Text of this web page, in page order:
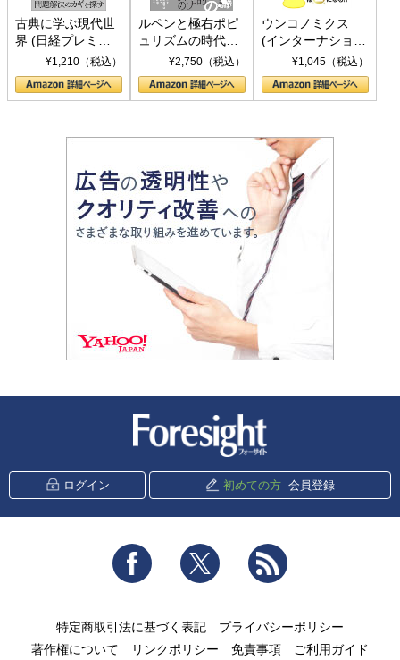
古典に学ぶ現代世
界 (日経プレミア
シリーズ)¥1,210（税込）
ルペンと極右ポピ
ュリズムの時代：
〈ヤヌス〉の二つ
の顔
¥2,750（税込）
ウンコノミクス
(インターナショナ
ル新書)¥1,045（税込）
ログイン 初めての方 会員登録
Facebook Twitter
特定商取引法に基づく表記
プライバシーポリシー
著作権について
リンクポリシー 免責事項 ご利用ガイド